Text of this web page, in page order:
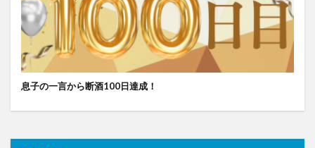
息子の一言から断酒100日達成！